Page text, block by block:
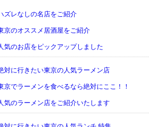
ズレなしの名店をご紹介
京のオススメ居酒屋をご紹介
気のお店をピックアップしました
対に行きたい東京の人気ラーメン店
京でラーメンを食べるなら絶対にここ！！
気のラーメン店をご紹介いたします